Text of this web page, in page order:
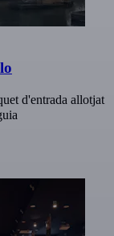
d'entrada allotjat